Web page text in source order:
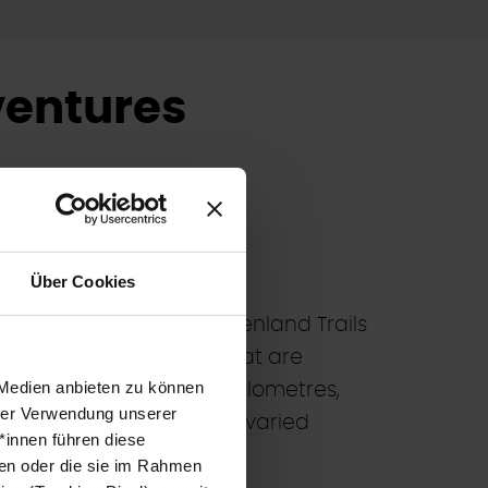
Über Cookies
anbieten zu können
Verwendung unserer
führen diese
oder die sie im Rahmen
a feeder to the Burgenland Trails
independent trails that are
stretches over 21.5 kilometres,
and downhill routes: a varied
tower on the